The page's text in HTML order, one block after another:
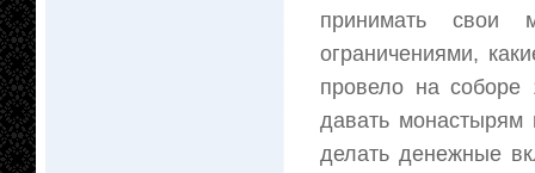
принимать свои
ограничениями,
провело на соборе
давать
делать денежные